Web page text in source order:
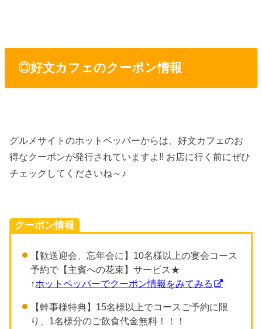
◎好文カフェのクーポン情報
グルメサイトのホットペッパーからは、好文カフェのお
得なクーポンが発行されていますよ!! お店に行く前にぜひ
チェックしてくださいね～♪
クーポン情報
【歓送迎会、忘年会に】10名様以上の宴会コース
予約で【主賓への花束】サービス★
↑ホットペッパーでクーポン情報をみてみる
【幹事様特典】15名様以上でコースご予約に限
り、1名様分のご飲食代金無料！！！